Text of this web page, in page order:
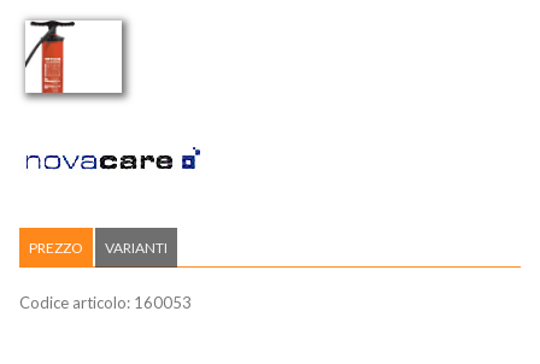
PREZZO VARIANTI
Codice articolo: 160053